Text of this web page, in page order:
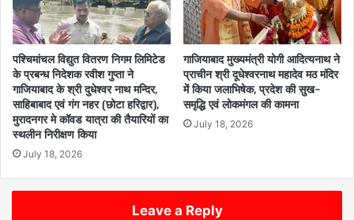
पश्चिमांचल विद्युत वितरण निगम लिमिटेड
के प्रबन्ध निदेशक रवीश गुप्ता ने
गाजियाबाद के श्री दुधेश्वर नाथ मन्दिर,
साहिबाबाद एवं गंग नहर (छोटा हरिद्वार),
मुरादनगर मे कॉवड यात्रा की तैयारियों का
स्थलीन निरीक्षण किया
July 18, 2026
गाजियाबाद मुख्यमंत्री योगी आदित्यनाथ ने
प्राचीन श्री दूधेश्वरनाथ महादेव मठ मंदिर
में किया जलाभिषेक, प्रदेश की सुख-
समृद्धि एवं लोकमंगल की कामना
July 18, 2026
Leave a Reply